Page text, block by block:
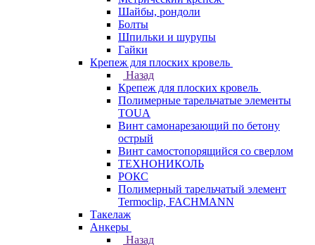
Шайбы, рондоли
Болты
Шпильки и шурупы
Гайки
Крепеж для плоских кровель
Назад
Крепеж для плоских кровель
Полимерные тарельчатые элементы
TOUA
Винт самонарезающий по бетону
острый
Винт самостопорящийся со сверлом
ТЕХНОНИКОЛЬ
РОКС
Полимерный тарельчатый элемент
Termoclip, FACHMANN
Такелаж
Анкеры
Назад